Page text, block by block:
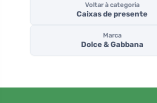
Voltar à categoria
Caixas de presente
Marca
Dolce & Gabbana